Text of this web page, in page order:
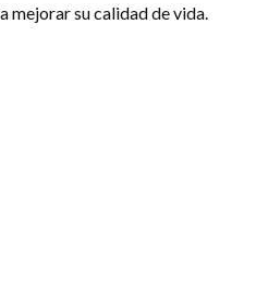
mejorar su calidad de vida.